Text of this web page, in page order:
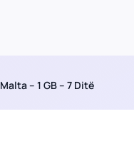
Malta – 1 GB – 7 Ditë